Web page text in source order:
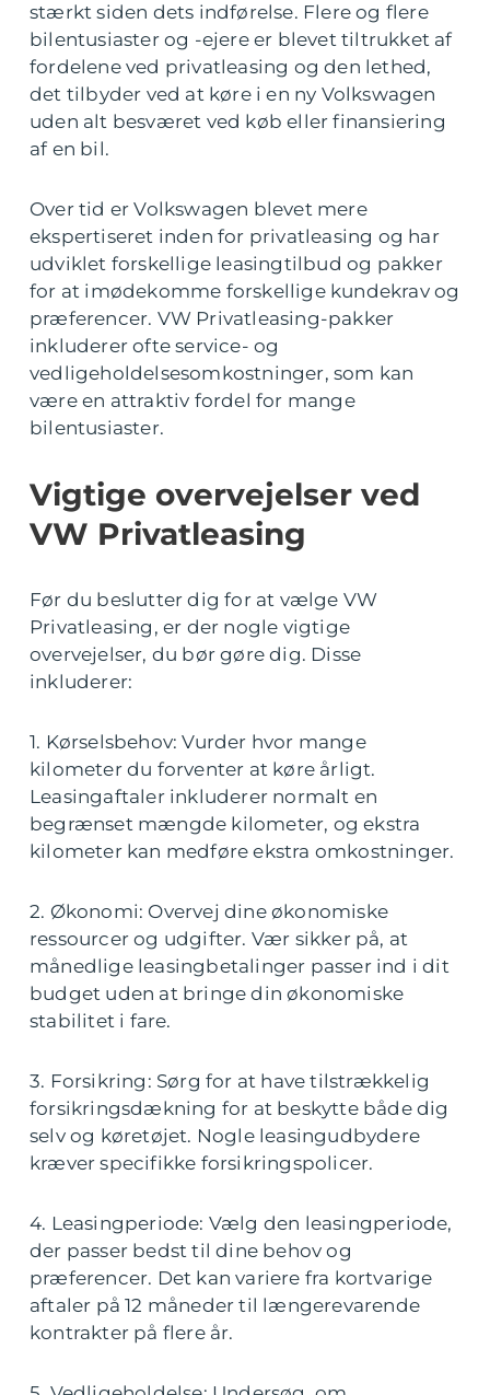
stærkt siden dets indførelse. Flere og flere
bilentusiaster og -ejere er blevet tiltrukket af
fordelene ved privatleasing og den lethed,
det tilbyder ved at køre i en ny Volkswagen
uden alt besværet ved køb eller finansiering
af en bil.
Over tid er Volkswagen blevet mere
ekspertiseret inden for privatleasing og har
udviklet forskellige leasingtilbud og pakker
for at imødekomme forskellige kundekrav og
præferencer. VW Privatleasing-pakker
inkluderer ofte service- og
vedligeholdelsesomkostninger, som kan
være en attraktiv fordel for mange
bilentusiaster.
Vigtige overvejelser ved
VW Privatleasing
Før du beslutter dig for at vælge VW
Privatleasing, er der nogle vigtige
overvejelser, du bør gøre dig. Disse
inkluderer:
1. Kørselsbehov: Vurder hvor mange
kilometer du forventer at køre årligt.
Leasingaftaler inkluderer normalt en
begrænset mængde kilometer, og ekstra
kilometer kan medføre ekstra omkostninger.
2. Økonomi: Overvej dine økonomiske
ressourcer og udgifter. Vær sikker på, at
månedlige leasingbetalinger passer ind i dit
budget uden at bringe din økonomiske
stabilitet i fare.
3. Forsikring: Sørg for at have tilstrækkelig
forsikringsdækning for at beskytte både dig
selv og køretøjet. Nogle leasingudbydere
kræver specifikke forsikringspolicer.
4. Leasingperiode: Vælg den leasingperiode,
der passer bedst til dine behov og
præferencer. Det kan variere fra kortvarige
aftaler på 12 måneder til længerevarende
kontrakter på flere år.